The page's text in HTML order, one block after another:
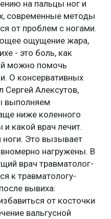
на пальцы ног и
современные методы
от проблем с ногами.
ощущение жара,
- это боль, как
можно помочь
О консервативных
Сергей Алексутов,
выполняем
ниже коленного
какой врач лечит.
ноги. Это вызывает
нагружены. В
врач травматолог-
к травматологу-
вывиха:
от косточки
вальгусной